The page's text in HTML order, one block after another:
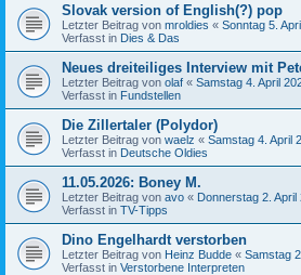
Slovak version of English(?) pop
Letzter Beitrag von mroldies « Sonntag 5.
Verfasst in Dies & Das
Neues dreiteiliges Interview mit
Letzter Beitrag von olaf « Samstag 4. April
Verfasst in Fundstellen
Die Zillertaler (Polydor)
Letzter Beitrag von waelz « Samstag 4. April
Verfasst in Deutsche Oldies
11.05.2026: Boney M.
Letzter Beitrag von avo « Donnerstag 2. April
Verfasst in TV-Tipps
Dino Engelhardt verstorben
Letzter Beitrag von Heinz Budde « Samstag
Verfasst in Verstorbene Interpreten